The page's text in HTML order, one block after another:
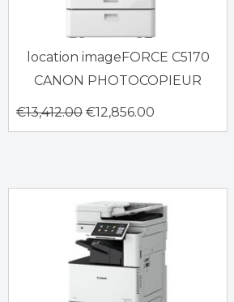
location imageFORCE C5170
CANON PHOTOCOPIEUR
€13,412.00 €12,856.00